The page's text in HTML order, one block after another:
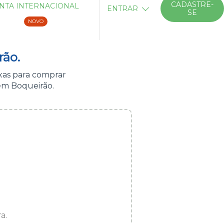
INTERNACIONAL
NOVO
ENTRAR
CADASTRE-
SE
para comprar
Boqueirão.